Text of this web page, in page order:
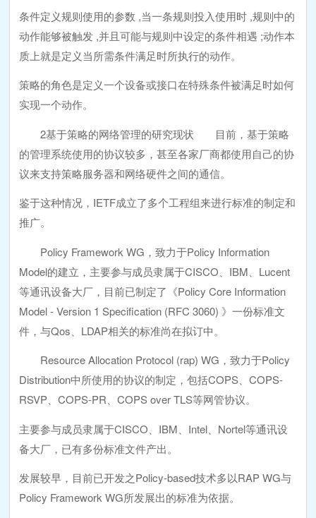
条件定义规则使用的参数 ,当一条规则投入使用时 ,规则中的
动作能够被触发 ,并且可能与规则中设定的条件相遇 ;动作本
质上就是定义当所需条件满足时所执行的动作。
策略的角色是定义一个设备或接口在特殊条件被满足时如何
实现一个动作。
2基于策略的网络管理的研究现状 目前，基于策略
的管理系统使用的协议较多，甚至各家厂商都使用自己的协
议来支持策略服务器和网络硬件之间的通信。
鉴于这种情况，IETF成立了多个工程组来进行标准的制定和
推广。
Policy Framework WG，致力于Policy Information
Model的建立，主要参与成员隶属于CISCO、IBM、Lucent
等通讯设备大厂，目前已制定了《Policy Core Information
Model - Version 1 Specification (RFC 3060) 》一份标准文
件，与Qos、LDAP相关的标准尚在拟订中。
Resource Allocation Protocol (rap) WG，致力于Policy
Distribution中所使用的协议的制定，包括COPS、COPS-
RSVP、COPS-PR、COPS over TLS等网管协议。
主要参与成员隶属于CISCO、IBM、Intel、Nortel等通讯设
备大厂，已有多份标准文件产出。
发展较早，目前已开发之Policy-based技术多以RAP WG与
Policy Framework WG所发展出的标准为依据。